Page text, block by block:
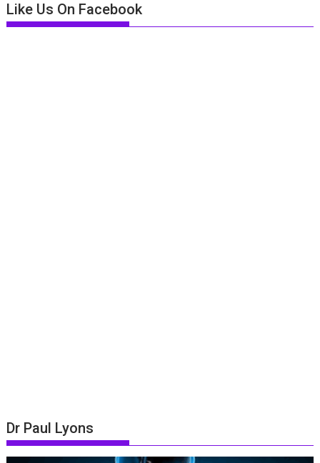
Like Us On Facebook
Dr Paul Lyons